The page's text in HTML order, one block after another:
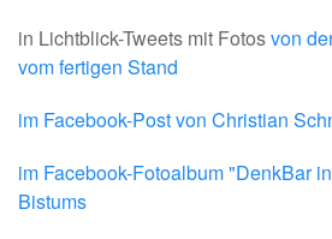
in Lichtblick-Tweets mit Fotosvon
vom fertigen Stand
im Facebook-Post von Christian
im Facebook-Fotoalbum "DenkBar
Bistums